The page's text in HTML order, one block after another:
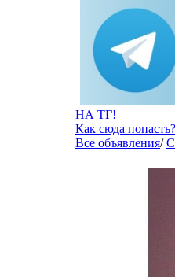
НА ТГ!
Как сюда попасть?
Все объявления/